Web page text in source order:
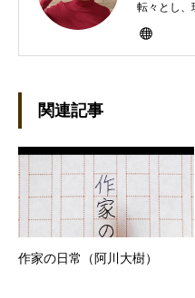
転々とし、
に
制作。プ
一期修了生
話人、
カフェの世
関連記事
作家の日常（阿川大樹）